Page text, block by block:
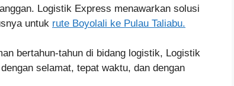
Logistik Express menawarkan solusi
untuk rute Boyolali ke Pulau Taliabu.
bertahun-tahun di bidang logistik, Logistik
selamat, tepat waktu, dan dengan